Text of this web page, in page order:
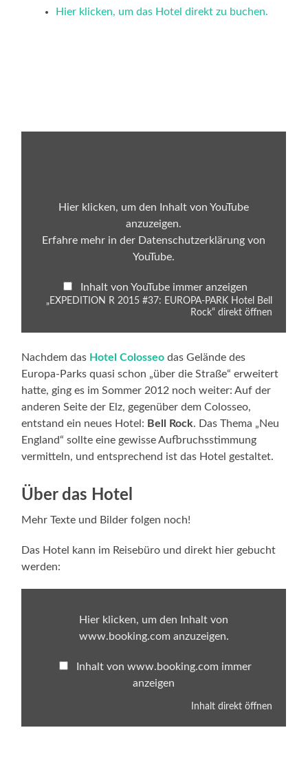
Hier klicken, um das Hotel direkt zu buchen.
YouTube
Hier klicken, um den Inhalt von YouTube
anzuzeigen.
Erfahre mehr in der Datenschutzerklärung von
YouTube.
Inhalt von YouTube immer anzeigen
„EXPEDITION R 2015 #37: EUROPA-PARK Hotel Bell
Rock“ direkt öffnen
Nachdem das Hotel Colosseo das Gelände des
Europa-Parks quasi schon „über die Straße“ erweitert
hatte, ging es im Sommer 2012 noch weiter: Auf der
anderen Seite der Elz, gegenüber dem Colosseo,
entstand ein neues Hotel: Bell Rock. Das Thema „Neu
England“ sollte eine gewisse Aufbruchsstimmung
vermitteln, und entsprechend ist das Hotel gestaltet.
Über das Hotel
Mehr Texte und Bilder folgen noch!
Das Hotel kann im Reisebüro und direkt hier gebucht
werden:
www.booking.comHier klicken, um den Inhalt von
www.booking.com anzuzeigen.
Inhalt von www.booking.com immer
anzeigen
Inhalt direkt öffnen